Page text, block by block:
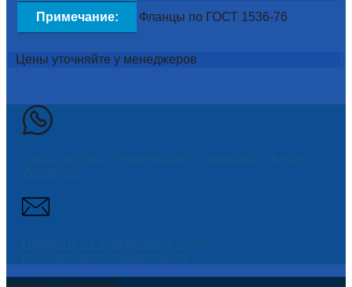
Примечание:
Фланцы по ГОСТ 1536-76
Цены уточняйте у менеджеров
Каталог продукции